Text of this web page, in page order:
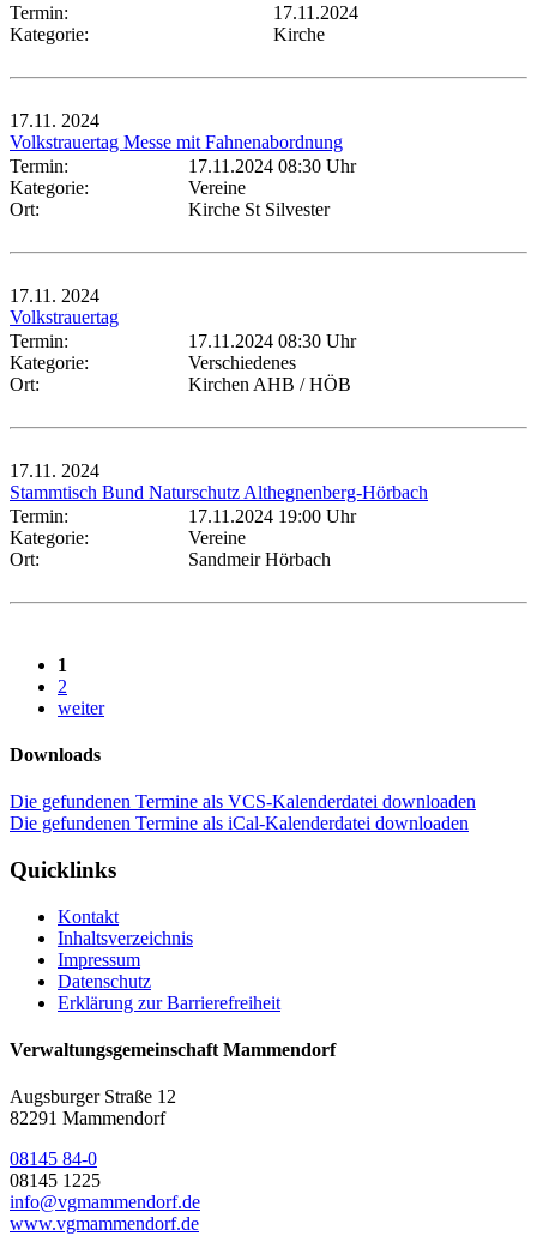
Termin:
17.11.2024
Kategorie:
Kirche
17.11. 2024
Volkstrauertag Messe mit Fahnenabordnung
Termin:
17.11.2024 08:30 Uhr
Kategorie:
Vereine
Ort:
Kirche St Silvester
17.11. 2024
Volkstrauertag
Termin:
17.11.2024 08:30 Uhr
Kategorie:
Verschiedenes
Ort:
Kirchen AHB / HÖB
17.11. 2024
Stammtisch Bund Naturschutz Althegnenberg-Hörbach
Termin:
17.11.2024 19:00 Uhr
Kategorie:
Vereine
Ort:
Sandmeir Hörbach
1
2
weiter
Downloads
Die gefundenen Termine als VCS-Kalenderdatei downloaden
Die gefundenen Termine als iCal-Kalenderdatei downloaden
Quicklinks
Kontakt
Inhaltsverzeichnis
Impressum
Datenschutz
Erklärung zur Barrierefreiheit
Verwaltungsgemeinschaft Mammendorf
Augsburger Straße 12
82291 Mammendorf
08145 84-0
08145 1225
info@vgmammendorf.de
www.vgmammendorf.de